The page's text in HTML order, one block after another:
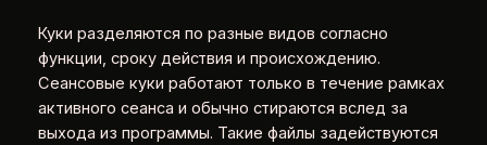
Куки разделяются по разные видов согласно
функции, сроку действия и происхождению.
Сеансовые куки работают только в течение рамках
активного сеанса и обычно стираются вслед за
выхода из программы. Такие файлы задействуются